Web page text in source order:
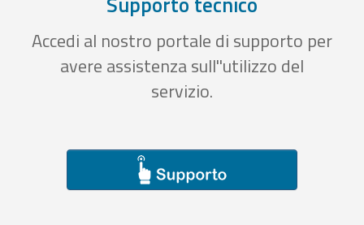
Accedi al nostro portale di supporto per
avere assistenza sull''utilizzo del
servizio.